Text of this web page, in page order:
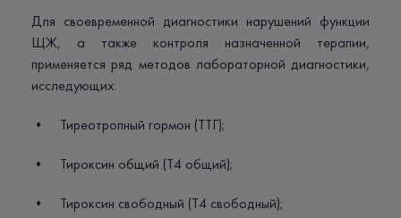
Для своевременной диагностики нарушений функции
ЩЖ, а также контроля назначенной терапии,
применяется ряд методов лабораторной диагностики,
исследующих:
• Тиреотропный гормон (ТТГ);
• Тироксин общий (Т4 общий);
• Тироксин свободный (Т4 свободный);